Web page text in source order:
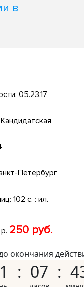
в
05.23.17
Кандидатская
Петербург
102 с. : ил.
р.250 руб.
окончания
07